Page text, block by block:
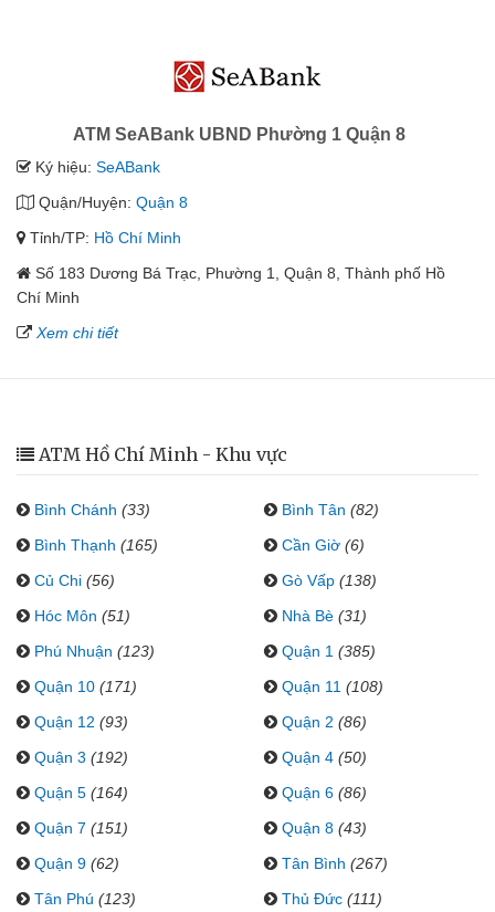
ATM SeABank UBND Phường 1 Quận 8
Ký hiệu: SeABank
Quận/Huyện: Quận 8
Tỉnh/TP: Hồ Chí Minh
Số 183 Dương Bá Trạc, Phường 1, Quận 8, Thành phố Hồ
Chí Minh
Xem chi tiết
ATM Hồ Chí Minh - Khu vực
Bình Chánh (33) Bình Tân (82)
Bình Thạnh (165) Cần Giờ (6)
Củ Chi (56) Gò Vấp (138)
Hóc Môn (51) Nhà Bè (31)
Phú Nhuận (123) Quận 1 (385)
Quận 10 (171) Quận 11 (108)
Quận 12 (93) Quận 2 (86)
Quận 3 (192) Quận 4 (50)
Quận 5 (164) Quận 6 (86)
Quận 7 (151) Quận 8 (43)
Quận 9 (62) Tân Bình (267)
Tân Phú (123) Thủ Đức (111)